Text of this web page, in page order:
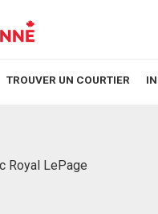
TROUVER UN COURTIER
Royal LePage